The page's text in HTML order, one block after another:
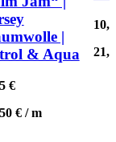
|
& Aqua
€
€/m